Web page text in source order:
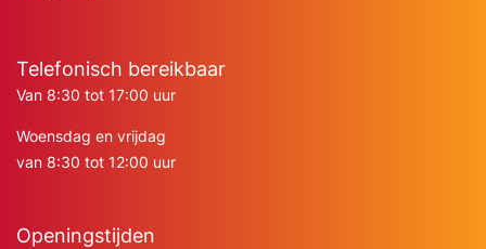
Telefonisch bereikbaar
Van 8:30 tot 17:00 uur
Woensdag en vrijdag
van 8:30 tot 12:00 uur
Openingstijden